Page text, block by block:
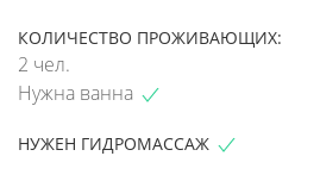
КОЛИЧЕСТВО ПРОЖИВАЮЩИХ:
2 чел.
Нужна ванна
НУЖЕН ГИДРОМАССАЖ